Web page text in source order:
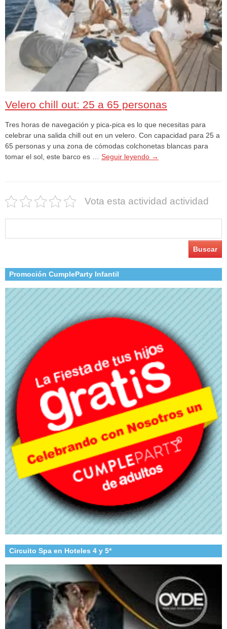
Velero chill out: 25 a 65 personas
Tres horas de navegación y pica-pica es lo que necesitas para
celebrar una salida chill out en un velero. Con capacidad para 25 a
65 personas y una zona de cómodas colchonetas blancas para
tomar el sol, este barco es … Seguir leyendo →
Vota esta actividad actividad
Promoción CumpleParty Infantil
Circuito Spa en Hoteles 4 y 5*